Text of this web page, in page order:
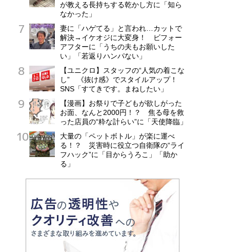
が教える長持ちする乾かし方に「知ら
なかった」
妻に「ハゲてる」と言われ…カットで
解決→イケオジに大変身！ ビフォー
アフターに「うちの夫もお願いした
い」「若返りハンパない」
【ユニクロ】スタッフの“人気の着こな
し” 《抜け感》でスタイルアップ！
SNS「すてきです。まねしたい」
【漫画】お祭りで子どもが欲しがった
お面、なんと2000円！？ 焦る母を救
った店員の“粋な計らい”に「天使降臨」
大量の「ペットボトル」が楽に運べ
る！？ 災害時に役立つ自衛隊の“ライ
フハック”に「目からうろこ」「助か
る」